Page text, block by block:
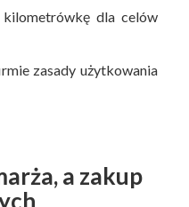
dla celów
zasady użytkowania
a zakup